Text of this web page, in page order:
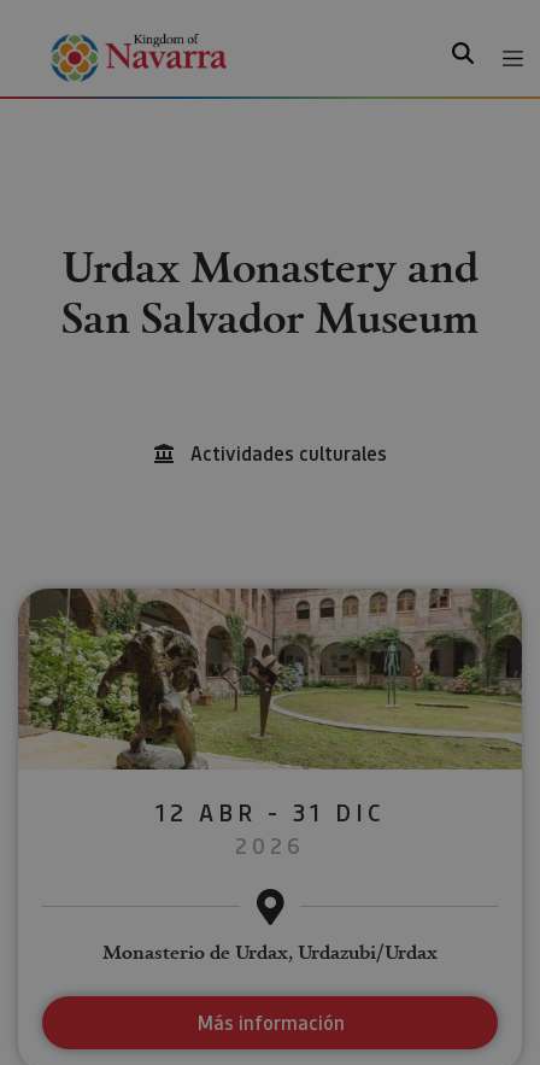
Search
Urdax Monastery and
San Salvador Museum
Actividades culturales
12 ABR - 31 DIC
2026
Monasterio de Urdax, Urdazubi/Urdax
Más información